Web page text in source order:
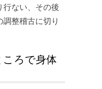
行ない、その後
整稽古に切り
ろで身体